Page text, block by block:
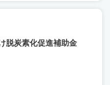
脱炭素化促進補助金